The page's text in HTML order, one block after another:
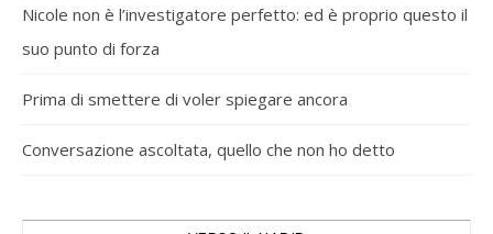
Nicole non è l’investigatore perfetto: ed è proprio questo il
suo punto di forza
Prima di smettere di voler spiegare ancora
Conversazione ascoltata, quello che non ho detto